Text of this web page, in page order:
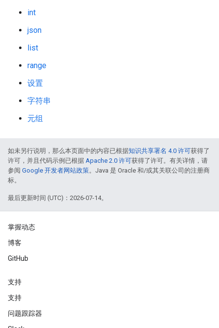
int
json
list
range
设置
字符串
元组
如未另行说明，那么本页面中的内容已根据知识共享署名 4.0 许可获得了
许可，并且代码示例已根据 Apache 2.0 许可获得了许可。有关详情，请
参阅 Google 开发者网站政策。Java 是 Oracle 和/或其关联公司的注册商
标。
最后更新时间 (UTC)：2026-07-14。
掌握动态
博客
GitHub
支持
支持
问题跟踪器